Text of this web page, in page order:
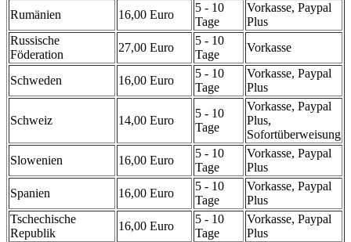
Rumänien
16,00 Euro
5 - 10
Tage
Vorkasse, Paypal
Plus
Russische
Föderation
27,00 Euro
5 - 10
Tage
Vorkasse
Schweden 16,00 Euro
5 - 10
Tage
Vorkasse, Paypal
Plus
Schweiz 14,00 Euro
5 - 10
Tage
Vorkasse, Paypal
Plus,
Sofortüberweisung
Slowenien
16,00 Euro
5 - 10
Tage
Vorkasse, Paypal
Plus
Spanien
16,00 Euro
5 - 10
Tage
Vorkasse, Paypal
Plus
Tschechische
Republik
16,00 Euro
5 - 10
Tage
Vorkasse, Paypal
Plus